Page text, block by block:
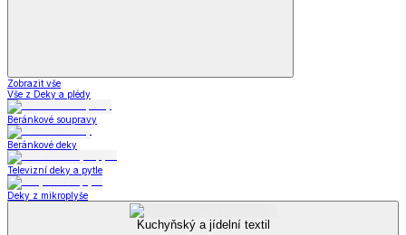
Zobrazit vše
Vše z Deky a plédy
Beránkové soupravy
Beránkové deky
Televizní deky a pytle
Deky z mikroplyše
Kuchyňský a jídelní textil